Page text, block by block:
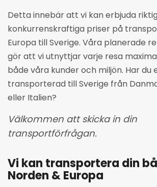
Detta innebär att vi kan erbjuda
konkurrenskraftiga priser på
Europa till Sverige. Våra planerade
gör att vi utnyttjar varje resa
både våra kunder och miljön. Har du
transporterad till Sverige från
eller Italien?
Välkommen att skicka in din
transportförfrågan.
Vi kan transportera din
Norden & Europa